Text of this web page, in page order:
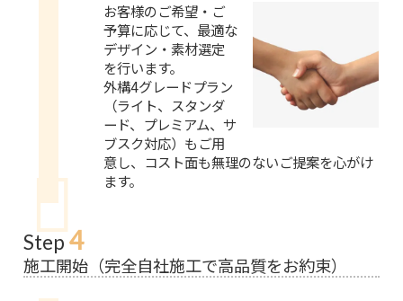
お客様のご希望・ご
予算に応じて、最適な
デザイン・素材選定
を行います。
外構4グレードプラン
（ライト、スタンダ
ード、プレミアム、サ
ブスク対応）もご用
意し、コスト面も無理のないご提案を心がけ
ます。
Step 4
施工開始（完全自社施工で高品質をお約束）